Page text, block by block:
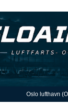
Oslo lufthavn